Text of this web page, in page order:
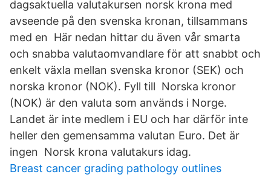
dagsaktuella valutakursen norsk krona med
avseende på den svenska kronan, tillsammans
med en Här nedan hittar du även vår smarta
och snabba valutaomvandlare för att snabbt och
enkelt växla mellan svenska kronor (SEK) och
norska kronor (NOK). Fyll till Norska kronor
(NOK) är den valuta som används i Norge.
Landet är inte medlem i EU och har därför inte
heller den gemensamma valutan Euro. Det är
ingen Norsk krona valutakurs idag.
Breast cancer grading pathology outlines